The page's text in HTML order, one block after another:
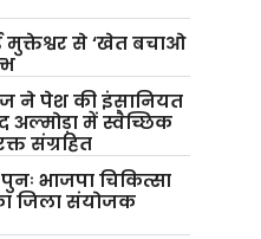
से ‘खेत बचाओ
ने पेश की इंसानियत
अल्मोड़ा में स्वैच्छिक
संग्रहित
भाजपा चिकित्सा
जिला संयोजक